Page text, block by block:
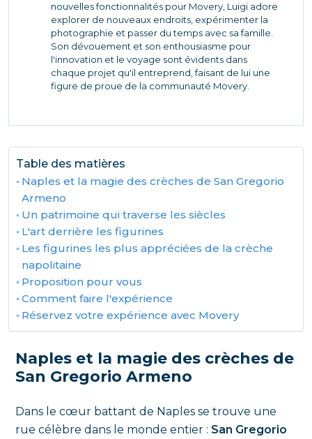
nouvelles fonctionnalités pour Movery, Luigi adore
explorer de nouveaux endroits, expérimenter la
photographie et passer du temps avec sa famille.
Son dévouement et son enthousiasme pour
l'innovation et le voyage sont évidents dans
chaque projet qu'il entreprend, faisant de lui une
figure de proue de la communauté Movery.
Table des matières
Naples et la magie des crèches de San Gregorio
Armeno
Un patrimoine qui traverse les siècles
L'art derrière les figurines
Les figurines les plus appréciées de la crèche
napolitaine
Proposition pour vous
Comment faire l'expérience
Réservez votre expérience avec Movery
Naples et la magie des crèches de
San Gregorio Armeno
Dans le cœur battant de Naples se trouve une
rue célèbre dans le monde entier : San Gregorio